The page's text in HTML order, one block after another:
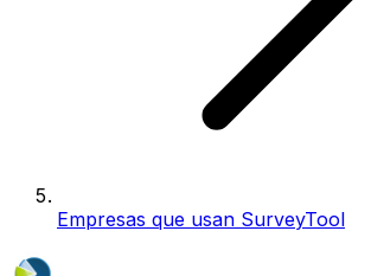
Empresas que usan SurveyTool